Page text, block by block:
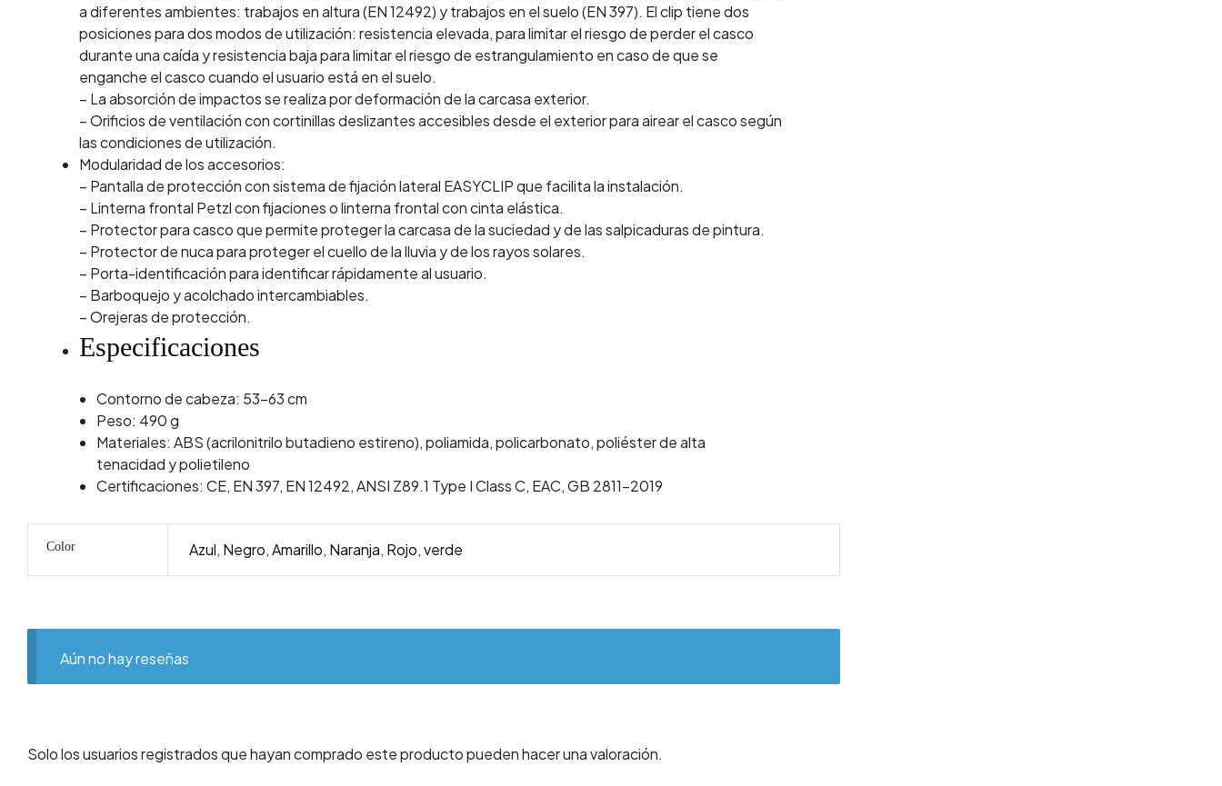
a diferentes ambientes: trabajos en altura (EN 12492) y trabajos en el suelo (EN 397). El clip tiene dos
posiciones para dos modos de utilización: resistencia elevada, para limitar el riesgo de perder el casco
durante una caída y resistencia baja para limitar el riesgo de estrangulamiento en caso de que se
enganche el casco cuando el usuario está en el suelo.
– La absorción de impactos se realiza por deformación de la carcasa exterior.
– Orificios de ventilación con cortinillas deslizantes accesibles desde el exterior para airear el casco según
las condiciones de utilización.
Modularidad de los accesorios:
– Pantalla de protección con sistema de fijación lateral EASYCLIP que facilita la instalación.
– Linterna frontal Petzl con fijaciones o linterna frontal con cinta elástica.
– Protector para casco que permite proteger la carcasa de la suciedad y de las salpicaduras de pintura.
– Protector de nuca para proteger el cuello de la lluvia y de los rayos solares.
– Porta-identificación para identificar rápidamente al usuario.
– Barboquejo y acolchado intercambiables.
– Orejeras de protección.
Especificaciones
Contorno de cabeza: 53-63 cm
Peso: 490 g
Materiales: ABS (acrilonitrilo butadieno estireno), poliamida, policarbonato, poliéster de alta
tenacidad y polietileno
Certificaciones: CE, EN 397, EN 12492, ANSI Z89.1 Type I Class C, EAC, GB 2811-2019
Color Azul, Negro,Amarillo, Naranja, Rojo,verde
Aún no hay reseñas
Solo los usuarios registrados que hayan comprado este producto pueden hacer una valoración.